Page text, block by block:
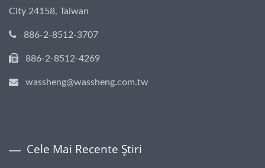
City 24158, Taiwan
886-2-8512-3707
886-2-8512-4269
wassheng@wassheng.com.tw
Cele Mai Recente Știri